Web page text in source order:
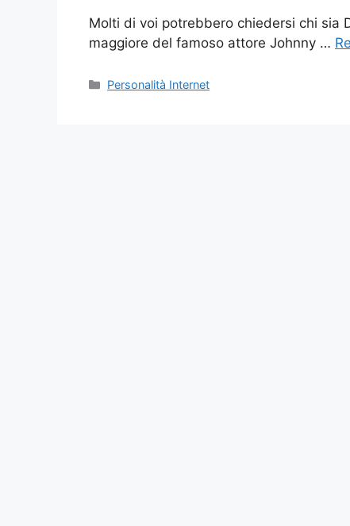
Molti di voi potrebbero chiedersi chi sia
maggiore del famoso attore Johnny …
Categories
Personalità Internet